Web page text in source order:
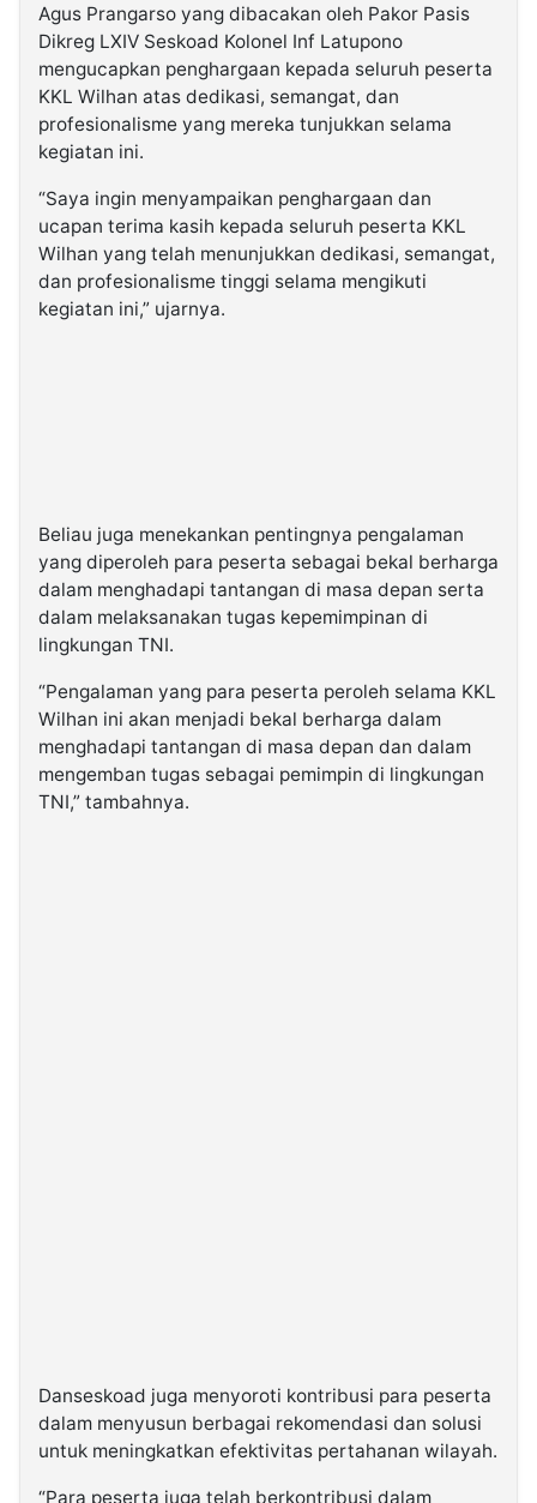
Agus Prangarso yang dibacakan oleh Pakor Pasis
Dikreg LXIV Seskoad Kolonel Inf Latupono
mengucapkan penghargaan kepada seluruh peserta
KKL Wilhan atas dedikasi, semangat, dan
profesionalisme yang mereka tunjukkan selama
kegiatan ini.
“Saya ingin menyampaikan penghargaan dan
ucapan terima kasih kepada seluruh peserta KKL
Wilhan yang telah menunjukkan dedikasi, semangat,
dan profesionalisme tinggi selama mengikuti
kegiatan ini,” ujarnya.
Beliau juga menekankan pentingnya pengalaman
yang diperoleh para peserta sebagai bekal berharga
dalam menghadapi tantangan di masa depan serta
dalam melaksanakan tugas kepemimpinan di
lingkungan TNI.
“Pengalaman yang para peserta peroleh selama KKL
Wilhan ini akan menjadi bekal berharga dalam
menghadapi tantangan di masa depan dan dalam
mengemban tugas sebagai pemimpin di lingkungan
TNI,” tambahnya.
Danseskoad juga menyoroti kontribusi para peserta
dalam menyusun berbagai rekomendasi dan solusi
untuk meningkatkan efektivitas pertahanan wilayah.
“Para peserta juga telah berkontribusi dalam